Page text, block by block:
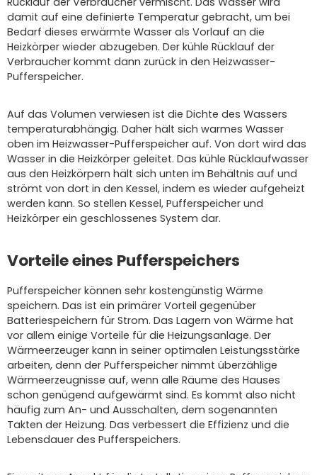
damit auf eine definierte Temperatur gebracht, um bei
Bedarf dieses erwärmte Wasser als Vorlauf an die
Heizkörper wieder abzugeben. Der kühle Rücklauf der
Verbraucher kommt dann zurück in den Heizwasser-
Pufferspeicher.
Auf das Volumen verwiesen ist die Dichte des Wassers
temperaturabhängig. Daher hält sich warmes Wasser
oben im Heizwasser-Pufferspeicher auf. Von dort wird das
Wasser in die Heizkörper geleitet. Das kühle Rücklaufwasser
aus den Heizkörpern hält sich unten im Behältnis auf und
strömt von dort in den Kessel, indem es wieder aufgeheizt
werden kann. So stellen Kessel, Pufferspeicher und
Heizkörper ein geschlossenes System dar.
Vorteile eines Pufferspeichers
Pufferspeicher können sehr kostengünstig Wärme
speichern. Das ist ein primärer Vorteil gegenüber
Batteriespeichern für Strom. Das Lagern von Wärme hat
vor allem einige Vorteile für die Heizungsanlage. Der
Wärmeerzeuger kann in seiner optimalen Leistungsstärke
arbeiten, denn der Pufferspeicher nimmt überzählige
Wärmeerzeugnisse auf, wenn alle Räume des Hauses
schon genügend aufgewärmt sind. Es kommt also nicht
häufig zum An- und Ausschalten, dem sogenannten
Takten der Heizung. Das verbessert die Effizienz und die
Lebensdauer des Pufferspeichers.